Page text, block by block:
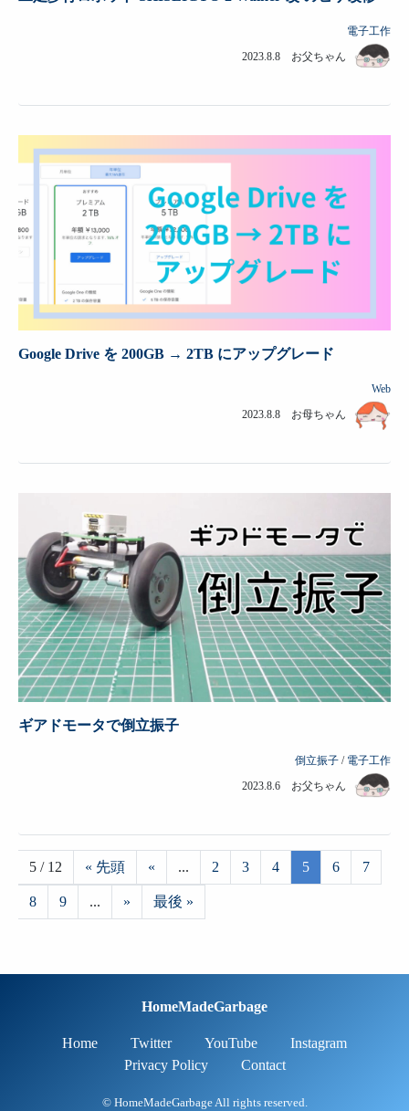
電子工作
2023.8.8 お父ちゃん
Google Drive を 200GB → 2TB にアップグレード
Web
2023.8.8 お母ちゃん
ギアドモータで倒立振子
倒立振子 / 電子工作
2023.8.6 お父ちゃん
5 / 12 « 先頭 « ... 2 3 4 5 6 7
8 9 ... » 最後 »
HomeMadeGarbage
Home Twitter YouTube
Instagram
Privacy Policy
Contact
© HomeMadeGarbage All rights reserved.